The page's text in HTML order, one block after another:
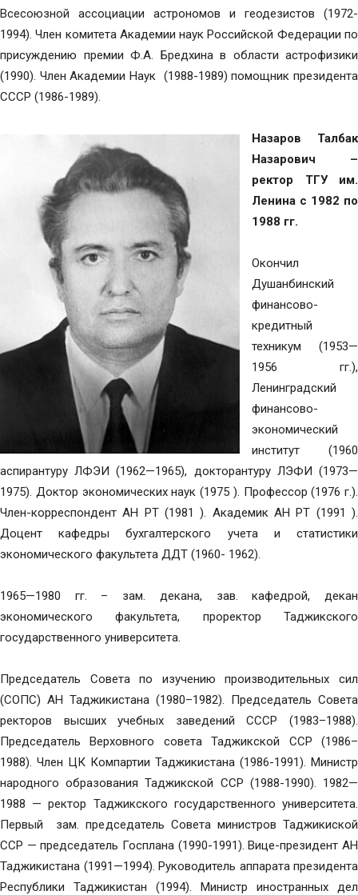
Всесоюзной ассоциации астрономов и геодезистов (1972-
1994). Член комитета Академии наук Российской Федерации по
присуждению премии Ф.А. Бредхина в области астрофизики
(1990). Член Академии Наук (1988-1989) помощник президента
СССР (1986-1989).
Назаров Талбак
Назарович –
ректор ТГУ им.
Ленина с 1982 по
1988 гг.
Окончил
Душанбинский
финансово-
кредитный
техникум (1953—
1956 гг.),
Ленинградский
финансово-
экономический
институт (1960
аспирантуру ЛФЭИ (1962—1965), докторантуру ЛЭФИ (1973—
1975). Доктор экономических наук (1975 ). Профессор (1976 г.).
Член-корреспондент АН РТ (1981 ). Академик АН РТ (1991 ).
Доцент кафедры бухгалтерского учета и статистики
экономического факультета ДДТ (1960- 1962).
1965—1980 гг. – зам. декана, зав. кафедрой, декан
экономического факультета, проректор Таджикского
государственного университета.
Председатель Совета по изучению производительных сил
(СОПС) АН Таджикистана (1980–1982). Председатель Совета
ректоров высших учебных заведений СССР (1983–1988).
Председатель Верховного совета Таджикской ССР (1986–
1988). Член ЦК Компартии Таджикистана (1986-1991). Министр
народного образования Таджикской ССР (1988-1990). 1982—
1988 — ректор Таджикского государственного университета.
Первый зам. председатель Совета министров Таджикиской
ССР — председатель Госплана (1990-1991). Вице-президент АН
Таджикистана (1991—1994). Руководитель аппарата президента
Республики Таджикистан (1994). Министр иностранных дел